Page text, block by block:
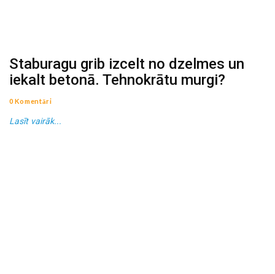
Staburagu grib izcelt no dzelmes un
iekalt betonā. Tehnokrātu murgi?
0 Komentāri
Lasīt vairāk...